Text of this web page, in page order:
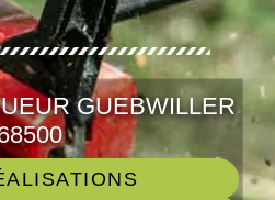
GUEBWILLER